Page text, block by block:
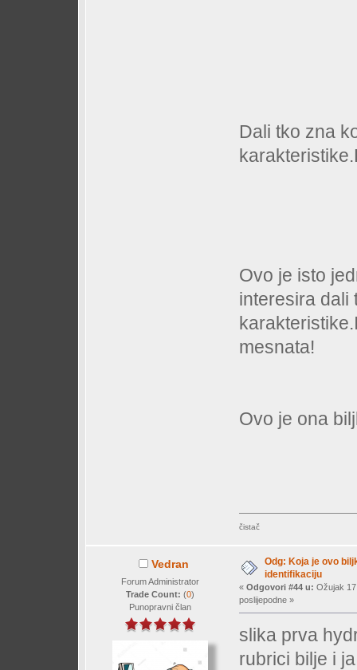
Dali tko zna
Ovo je isto
interesira dali
mesnata!
Ovo je ona
čistač
Vedran
Forum Administrator
Trade Count: (0)
Punopravni član
Odg: Koja je ovo
identifikaciju
« Odgovori #44 u: Ožujak
poslijepodne »
slika prva
rubrici bilje i